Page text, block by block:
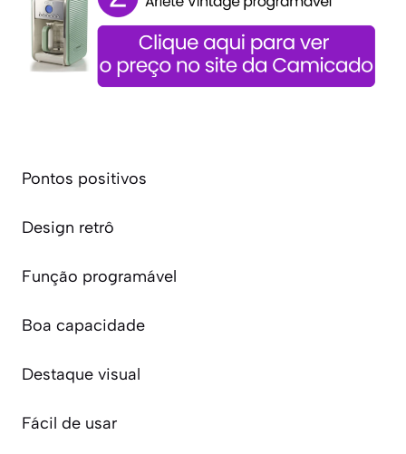
Pontos positivos
Design retrô
Função programável
Boa capacidade
Destaque visual
Fácil de usar